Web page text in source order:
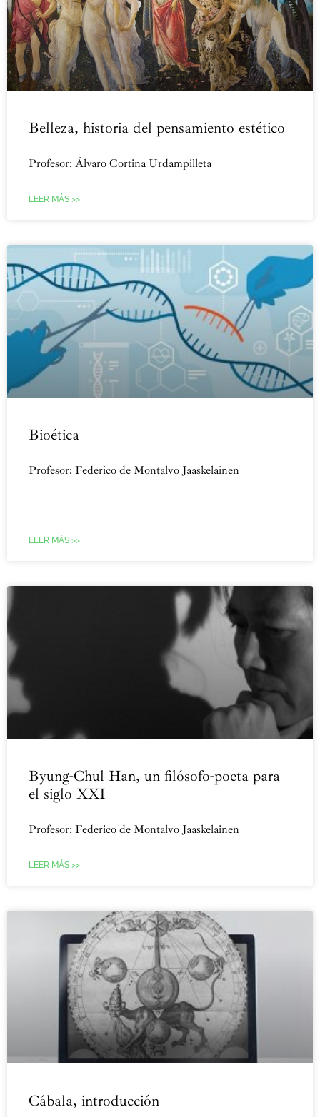
Belleza, historia del pensamiento estético
Profesor: Álvaro Cortina Urdampilleta
LEER MÁS >>
Bioética
Profesor: Federico de Montalvo Jaaskelainen
LEER MÁS >>
Byung-Chul Han, un filósofo-poeta para
el siglo XXI
Profesor: Federico de Montalvo Jaaskelainen
LEER MÁS >>
Cábala, introducción